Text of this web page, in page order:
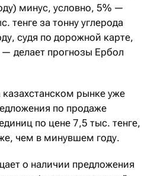
минус, условно, 5% —
тенге за тонну углерода
судя по дорожной карте,
делает прогнозы Ербол
казахстанском рынке уже
по продаже
по цене 7,5 тыс. тенге,
чем в минувшем году.
о наличии предложения